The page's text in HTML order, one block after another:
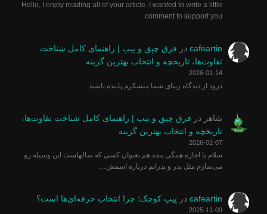
Hello, I enjoy reading all of your article. I wanted to write a little
comment to support you.
cafeartin در فرق چپق و پیپ | راهنمای کامل شناخت
تفاوت‌ها، تاریخچه و انتخاب بهترین گزینه
2026-01-14
درود از دیدگاه زیبای شما متشکرم پاینده باشید
شاهر در فرق چپق و پیپ | راهنمای کامل شناخت تفاوت‌ها،
تاریخچه و انتخاب بهترین گزینه
2026-01-07
سلام با اجازه همگی بنده هم بعنوان کسی که سالهاست این وسیله رو
می‌سازم مثل پدر و پدرانم درباره اسمش…
cafeartin در پیپ کوچک؛ چرا انتخاب حرفه‌ای‌ها است؟
2025-11-09